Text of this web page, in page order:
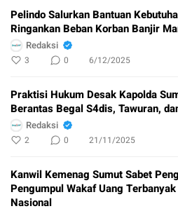
Pelindo Salurkan Bantuan
Ringankan Beban Korban Banjir
Redaksi
3 0 6/12/2025
Praktisi Hukum Desak Kapolda
Berantas Begal S4dis, Tawuran,
Redaksi
2 0 21/11/2025
Kanwil Kemenag Sumut Sabet
Pengumpul Wakaf Uang
Nasional